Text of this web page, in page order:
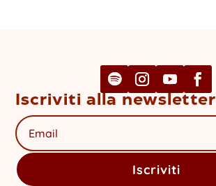
Iscriviti alla newsletter
Iscriviti